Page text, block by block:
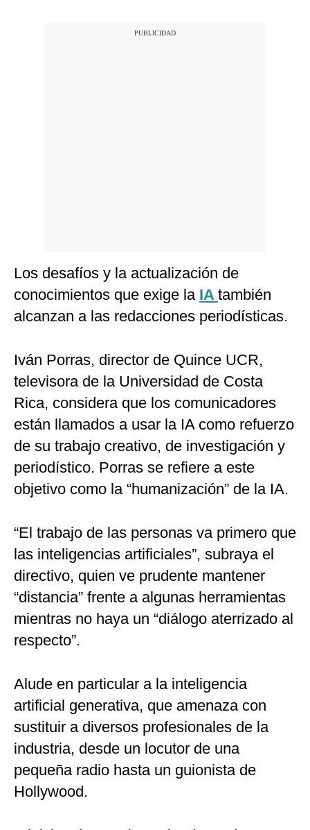
Los desafíos y la actualización de
conocimientos que exige la IA también
alcanzan a las redacciones periodísticas.
Iván Porras, director de Quince UCR,
televisora de la Universidad de Costa
Rica, considera que los comunicadores
están llamados a usar la IA como refuerzo
de su trabajo creativo, de investigación y
periodístico. Porras se refiere a este
objetivo como la “humanización” de la IA.
“El trabajo de las personas va primero que
las inteligencias artificiales”, subraya el
directivo, quien ve prudente mantener
“distancia” frente a algunas herramientas
mientras no haya un “diálogo aterrizado al
respecto”.
Alude en particular a la inteligencia
artificial generativa, que amenaza con
sustituir a diversos profesionales de la
industria, desde un locutor de una
pequeña radio hasta un guionista de
Hollywood.